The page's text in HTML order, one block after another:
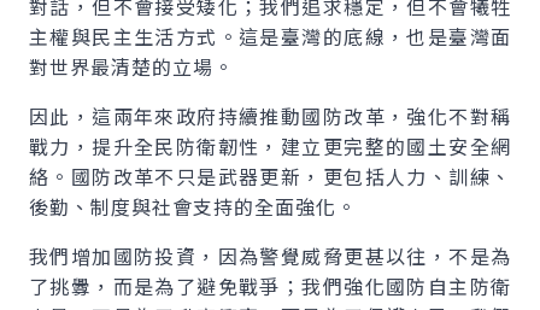
對話，但不會接受矮化；我們追求穩定，但不會犧牲
主權與民主生活方式。這是臺灣的底線，也是臺灣面
對世界最清楚的立場。
因此，這兩年來政府持續推動國防改革，強化不對稱
戰力，提升全民防衛韌性，建立更完整的國土安全網
絡。國防改革不只是武器更新，更包括人力、訓練、
後勤、制度與社會支持的全面強化。
我們增加國防投資，因為警覺威脅更甚以往，不是為
了挑釁，而是為了避免戰爭；我們強化國防自主防衛